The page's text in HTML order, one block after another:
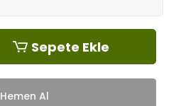
Sepete Ekle
Hemen Al